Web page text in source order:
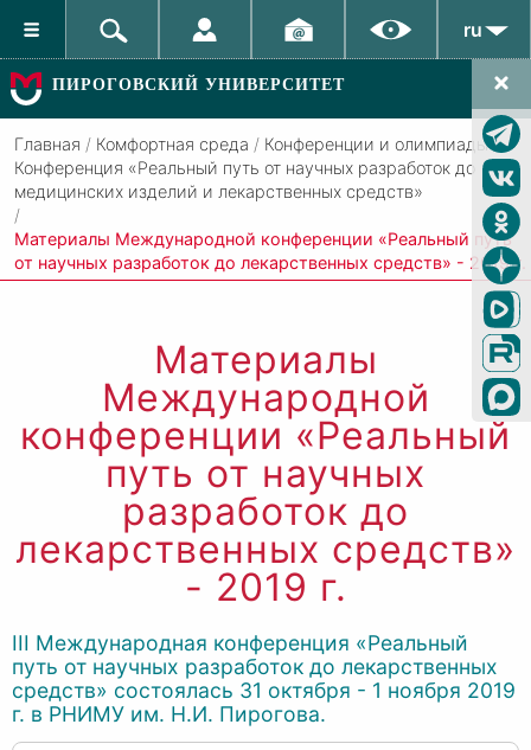
ru
ПИРОГОВСКИЙ УНИВЕРСИТЕТ
Главная / Комфортная среда / Конференции и олимпиады /
Конференция «Реальный путь от научных разработок до
медицинских изделий и лекарственных средств»
/
Материалы Международной конференции «Реальный путь
от научных разработок до лекарственных средств» - 2019 г.
Материалы
Международной
конференции «Реальный
путь от научных
разработок до
лекарственных средств»
- 2019 г.
III Международная конференция «Реальный
путь от научных разработок до лекарственных
средств» состоялась 31 октября - 1 ноября 2019
г. в РНИМУ им. Н.И. Пирогова.